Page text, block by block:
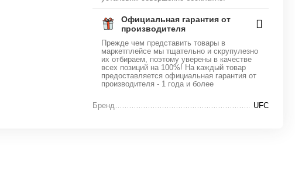
Официальная гарантия от
производителя
Прежде чем представить товары в
маркетплейсе мы тщательно и скрупулезно
их отбираем, поэтому уверены в качестве
всех позиций на 100%! На каждый товар
предоставляется официальная гарантия от
производителя - 1 года и более
Бренд UFC